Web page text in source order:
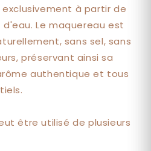
à partir de
Le maquereau est
sans sel, sans
préservant ainsi sa
authentique et tous
être utilisé de plusieurs